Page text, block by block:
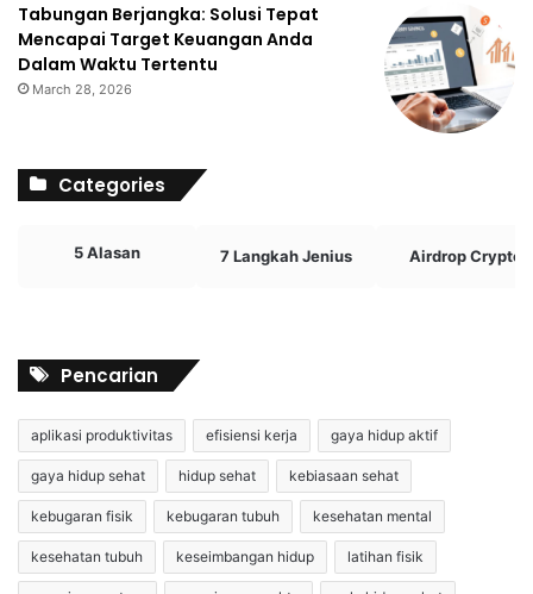
Tabungan Berjangka: Solusi Tepat
Mencapai Target Keuangan Anda
Dalam Waktu Tertentu
March 28, 2026
Categories
5 Alasan 7 Langkah Jenius Airdrop Crypto
Pencarian
aplikasi produktivitas efisiensi kerja gaya hidup aktif
gaya hidup sehat hidup sehat kebiasaan sehat
kebugaran fisik kebugaran tubuh kesehatan mental
kesehatan tubuh keseimbangan hidup latihan fisik